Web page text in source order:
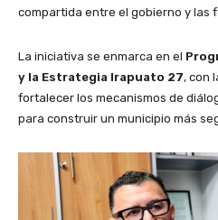
compartida entre el gobierno y las
La iniciativa se enmarca en el
y la Estrategia Irapuato 27, con
fortalecer los mecanismos de
para construir un municipio más